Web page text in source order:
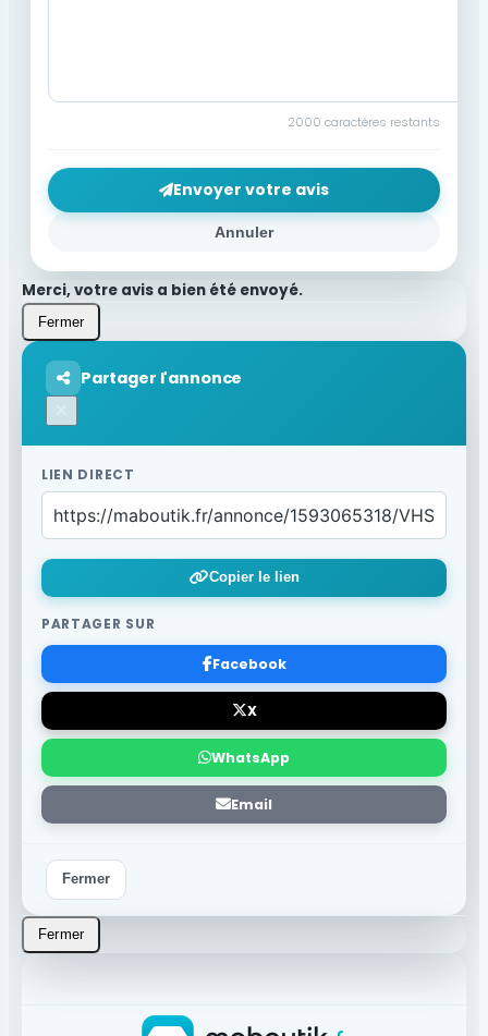
2000 caractères restants
Annuler
Envoyer votre avis
Merci, votre avis a bien été envoyé.
Fermer
Partager l'annonce
LIEN DIRECT
Copier le lien
PARTAGER SUR
Facebook
X
WhatsApp
Email
Fermer
Fermer